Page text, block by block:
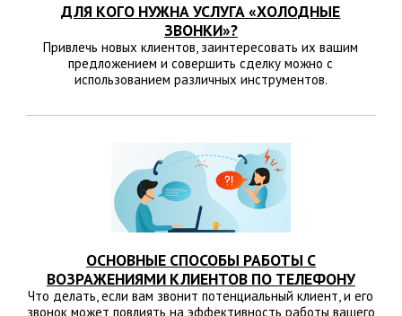
ДЛЯ КОГО НУЖНА УСЛУГА «ХОЛОДНЫЕ
ЗВОНКИ»?
Привлечь новых клиентов, заинтересовать их вашим
предложением и совершить сделку можно с
использованием различных инструментов.
ОСНОВНЫЕ СПОСОБЫ РАБОТЫ С
ВОЗРАЖЕНИЯМИ КЛИЕНТОВ ПО ТЕЛЕФОНУ
Что делать, если вам звонит потенциальный клиент, и его
звонок может повлиять на эффективность работы вашего